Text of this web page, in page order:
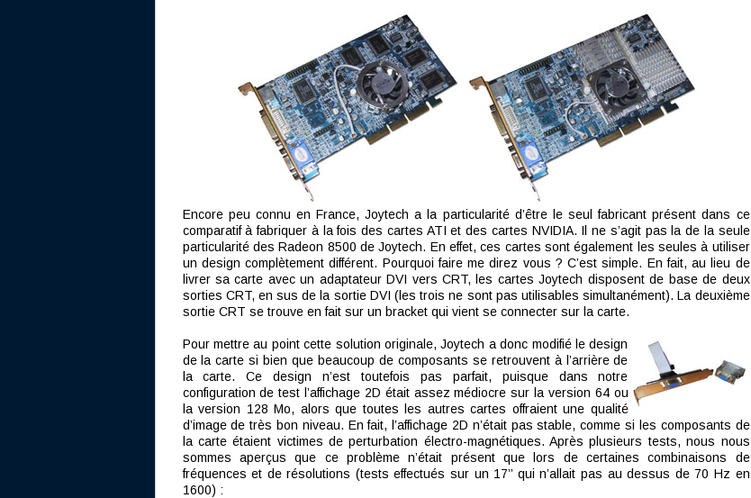
Encore peu connu en France, Joytech a la particularité d’être le seul fabricant présent dans ce
comparatif à fabriquer à la fois des cartes ATI et des cartes NVIDIA. Il ne s’agit pas la de la seule
particularité des Radeon 8500 de Joytech. En effet, ces cartes sont également les seules à utiliser
un design complètement différent. Pourquoi faire me direz vous ? C’est simple. En fait, au lieu de
livrer sa carte avec un adaptateur DVI vers CRT, les cartes Joytech disposent de base de deux
sorties CRT, en sus de la sortie DVI (les trois ne sont pas utilisables simultanément). La deuxième
sortie CRT se trouve en fait sur un bracket qui vient se connecter sur la carte.
Pour mettre au point cette solution originale, Joytech a donc modifié le design
de la carte si bien que beaucoup de composants se retrouvent à l’arrière de
la carte. Ce design n’est toutefois pas parfait, puisque dans notre
configuration de test l’affichage 2D était assez médiocre sur la version 64 ou
la version 128 Mo, alors que toutes les autres cartes offraient une qualité
d’image de très bon niveau. En fait, l’affichage 2D n’était pas stable, comme si les composants de
la carte étaient victimes de perturbation électro-magnétiques. Après plusieurs tests, nous nous
sommes aperçus que ce problème n’était présent que lors de certaines combinaisons de
fréquences et de résolutions (tests effectués sur un 17’’ qui n’allait pas au dessus de 70 Hz en
1600) :